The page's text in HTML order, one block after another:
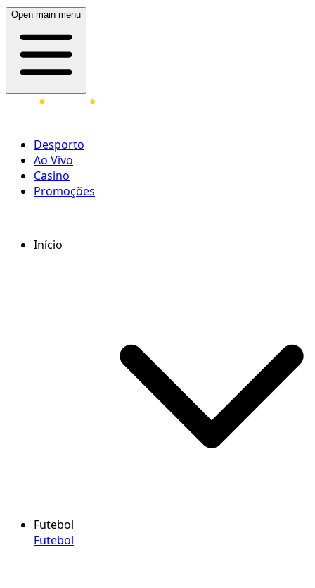
Open main menu
Desporto
Ao Vivo
Casino
Promoções
Início
Futebol
Futebol